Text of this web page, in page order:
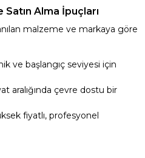
Satın Alma İpuçları
malzeme ve markaya göre
ve başlangıç seviyesi için
aralığında çevre dostu bir
fiyatlı, profesyonel